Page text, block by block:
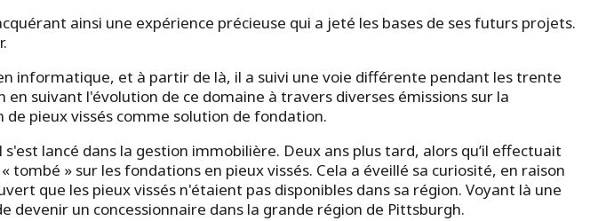
ainsi une expérience précieuse qui a jeté les bases de ses futurs projets.
informatique, et à partir de là, il a suivi une voie différente pendant les trente
suivant l'évolution de ce domaine à travers diverses émissions sur la
pieux vissés comme solution de fondation.
lancé dans la gestion immobilière. Deux ans plus tard, alors qu’il effectuait
» sur les fondations en pieux vissés. Cela a éveillé sa curiosité, en raison
que les pieux vissés n'étaient pas disponibles dans sa région. Voyant là une
un concessionnaire dans la grande région de Pittsburgh.